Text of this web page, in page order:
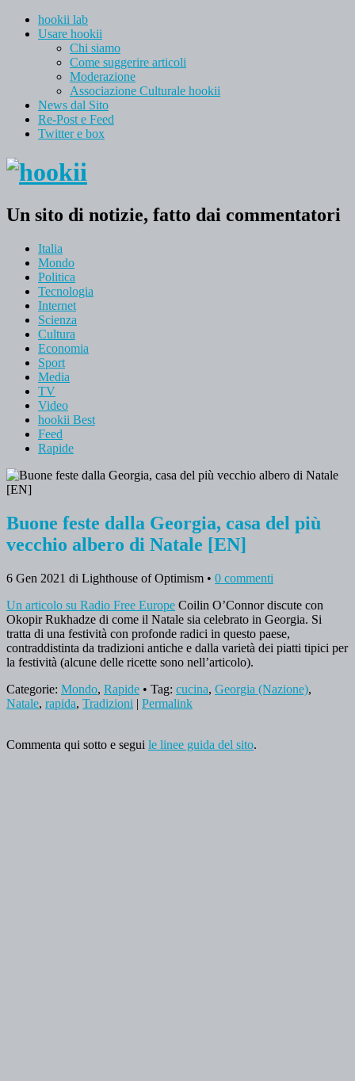
hookii lab
Usare hookii
Chi siamo
Come suggerire articoli
Moderazione
Associazione Culturale hookii
News dal Sito
Re-Post e Feed
Twitter e box
Un sito di notizie, fatto dai commentatori
Italia
Mondo
Politica
Tecnologia
Internet
Scienza
Cultura
Economia
Sport
Media
TV
Video
hookii Best
Feed
Rapide
Buone feste dalla Georgia, casa del più
vecchio albero di Natale [EN]
6 Gen 2021 di Lighthouse of Optimism • 0 commenti
Un articolo su Radio Free Europe Coilin O’Connor discute con
Okopir Rukhadze di come il Natale sia celebrato in Georgia. Si
tratta di una festività con profonde radici in questo paese,
contraddistinta da tradizioni antiche e dalla varietà dei piatti tipici per
la festività (alcune delle ricette sono nell’articolo).
Categorie: Mondo, Rapide • Tag: cucina, Georgia (Nazione),
Natale, rapida, Tradizioni | Permalink
Commenta qui sotto e segui le linee guida del sito.